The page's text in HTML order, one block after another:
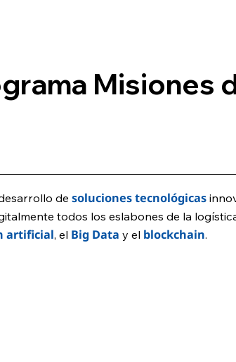
Misiones
de soluciones tecnológicas
todos los eslabones de la
artificial, el Big Data y el blockchain.